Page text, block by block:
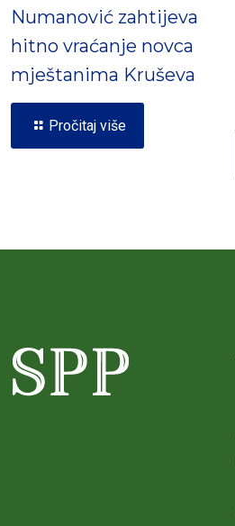
Numanović zahtijeva
hitno vraćanje novca
mještanima Kruševa
Pročitaj više